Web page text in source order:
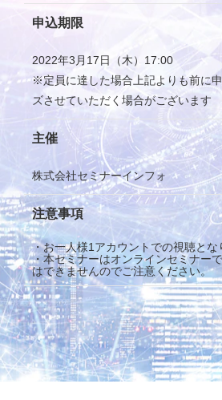
申込期限
2022年3月17日（木）17:00
※定員に達した場合上記よりも前に
ズさせていただく場合がございます
主催
株式会社セミナーインフォ
注意事項
・お一人様1アカウントでの視聴とな
・本セミナーはオンラインセミナー
はできませんのでご注意ください。